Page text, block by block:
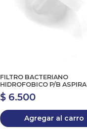
FILTRO BACTERIANO
HIDROFOBICO P/B ASPIRA
$ 6.500
Agregar al carro